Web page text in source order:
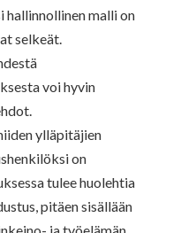
malli on
selkeät.
voi hyvin
ylläpitäjien
on
tulee huolehtia
pitäen sisällään